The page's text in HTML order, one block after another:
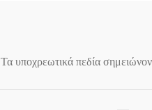
Τα υποχρεωτικά πεδία